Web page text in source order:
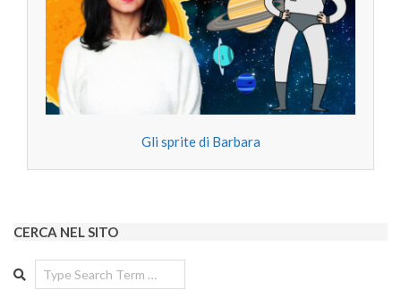
Gli sprite di Barbara
CERCA NEL SITO
Search